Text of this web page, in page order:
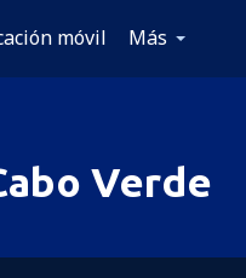
móvil Más
Verde